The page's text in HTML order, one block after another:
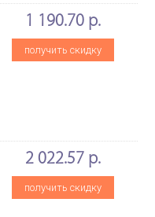
1 190.70 р.
получить скидку
2 022.57 р.
получить скидку